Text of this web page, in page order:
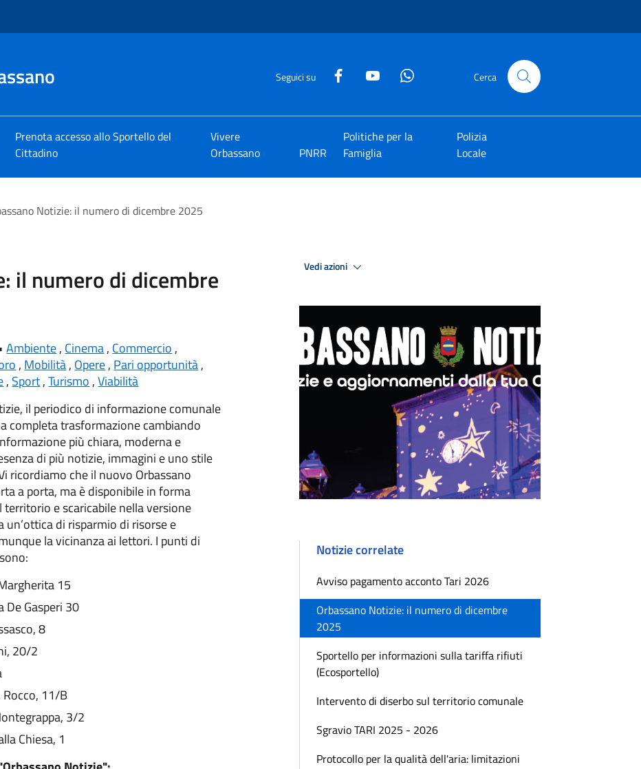
Seguici su Cerca
Prenota accesso allo Sportello del
Cittadino
Vivere
Orbassano
PNRR
Politiche per la
Famiglia
Polizia
Locale
Notizie: il numero di dicembre 2025
il numero di dicembre
Ambiente, Cinema, Commercio ,
, Mobilità, Opere, Pari opportunità,
, Sport,Turismo ,Viabilità
il periodico di informazione comunale
completa trasformazione cambiando
più chiara, moderna e
di più notizie, immagini e uno stile
ricordiamo che il nuovo Orbassano
a porta, ma è disponibile in forma
e scaricabile nella versione
un’ottica di risparmio di risorse e
la vicinanza ai lettori. I punti di
15
De Gasperi 30
8
20/2
Rocco, 11/B
3/2
Chiesa, 1
Vedi azioni
Notizie correlate
Avviso pagamento acconto Tari 2026
Orbassano Notizie: il numero di dicembre
2025
Sportello per informazioni sulla tariffa rifiuti
(Ecosportello)
Intervento di diserbo sul territorio comunale
Sgravio TARI 2025 - 2026
Protocollo per la qualità dell'aria: limitazioni